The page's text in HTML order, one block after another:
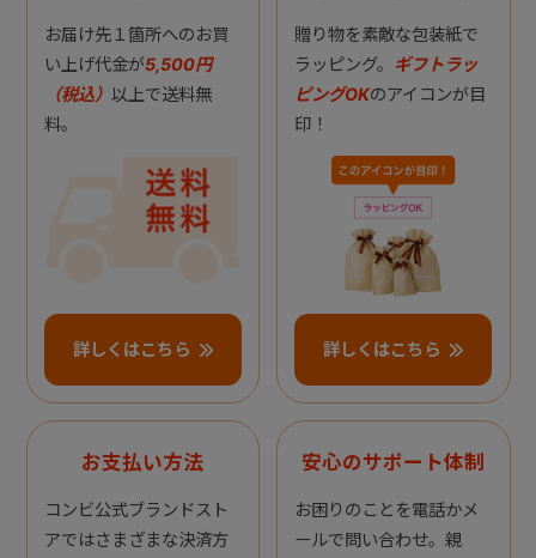
お届け先１箇所へのお買
い上げ代金が5,500円
（税込） 以上で送料無
料。
詳しくはこちら
贈り物を素敵な包装紙で
ラッピング。 ギフトラッ
ピングOKのアイコンが目
印！
詳しくはこちら
お支払い方法
コンビ公式ブランドスト
アではさまざまな決済方
安心のサポート体制
お困りのことを電話かメ
ールで問い合わせ。親